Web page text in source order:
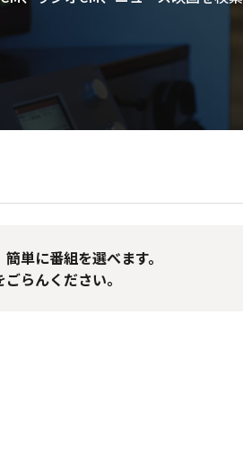
単に番組を選べます。
ごらんください。